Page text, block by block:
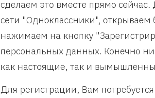
сделаем это вместе прямо сейчас.
сети "Одноклассники", открываем
нажимаем на кнопку
персональных данных. Конечно
как настоящие, так и
Для регистрации, Вам